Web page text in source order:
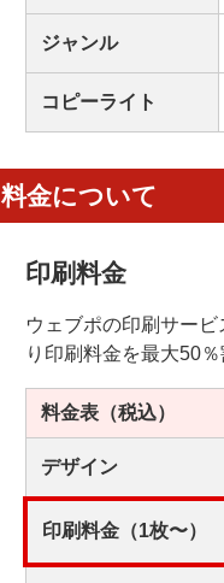
ジャンル
コピーライト
料金について
印刷料金
ウェブポの印刷サー
り印刷料金を最大50％
料金表 （税込）
デザイン
印刷料金（1枚〜）